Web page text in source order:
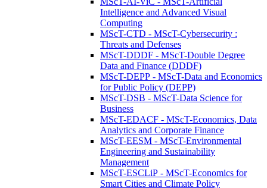
Intelligence and Advanced Visual
Computing
MScT-CTD - MScT-Cybersecurity :
Threats and Defenses
MScT-DDDF - MScT-Double Degree
Data and Finance (DDDF)
MScT-DEPP - MScT-Data and Economics
for Public Policy (DEPP)
MScT-DSB - MScT-Data Science for
Business
MScT-EDACF - MScT-Economics, Data
Analytics and Corporate Finance
MScT-EESM - MScT-Environmental
Engineering and Sustainability
Management
MScT-ESCLiP - MScT-Economics for
Smart Cities and Climate Policy